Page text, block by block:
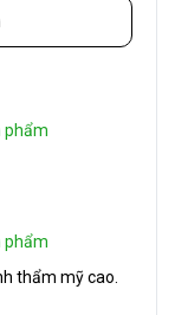
phẩm
phẩm
thẩm mỹ cao.